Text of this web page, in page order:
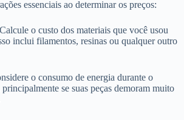
essenciais ao determinar os preços:
Calcule o custo dos materiais que você usou
inclui filamentos, resinas ou qualquer outro
o consumo de energia durante o
se suas peças demoram muito